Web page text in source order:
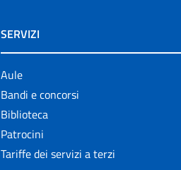
SERVIZI
Aule
Bandi e concorsi
Biblioteca
Patrocini
Tariffe dei servizi a terzi